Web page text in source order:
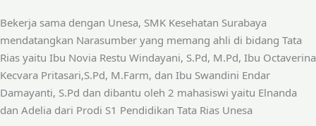
Bekerja sama dengan Unesa, SMK Kesehatan Surabaya
mendatangkan Narasumber yang memang ahli di bidang Tata
Rias yaitu Ibu Novia Restu Windayani, S.Pd, M.Pd, Ibu Octaverina
Kecvara Pritasari,S.Pd, M.Farm, dan Ibu Swandini Endar
Damayanti, S.Pd dan dibantu oleh 2 mahasiswi yaitu Elnanda
dan Adelia dari Prodi S1 Pendidikan Tata Rias Unesa